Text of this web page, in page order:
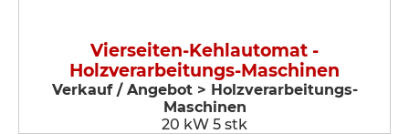
Vierseiten-Kehlautomat -
Holzverarbeitungs-Maschinen
Verkauf / Angebot > Holzverarbeitungs-
Maschinen
20 kW 5 stk